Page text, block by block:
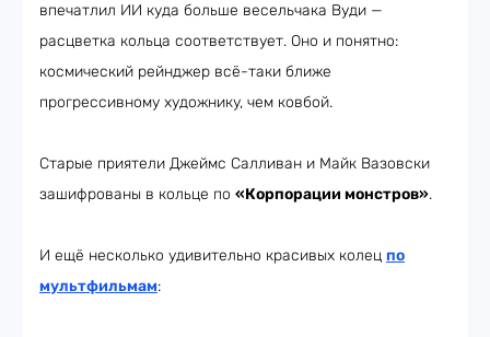
впечатлил ИИ куда больше весельчака Вуди —
расцветка кольца соответствует. Оно и понятно:
космический рейнджер всё-таки ближе
прогрессивному художнику, чем ковбой.
Старые приятели Джеймс Салливан и Майк Вазовски
зашифрованы в кольце по «Корпорации монстров».
И ещё несколько удивительно красивых колец по
мультфильмам: